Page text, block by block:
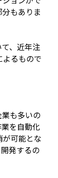
もありま
、近年注
よるもので
も多いの
を自動化
可能とな
発するの